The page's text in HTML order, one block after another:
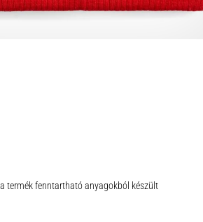
termék fenntartható anyagokból készült